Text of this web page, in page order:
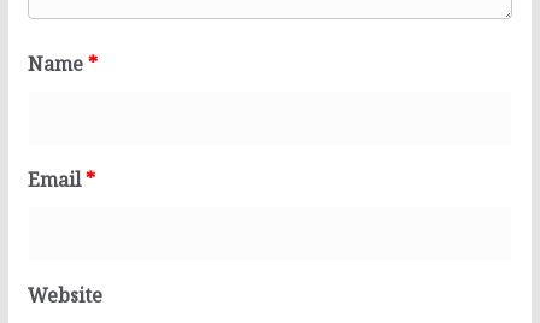
Name*
Email*
Website